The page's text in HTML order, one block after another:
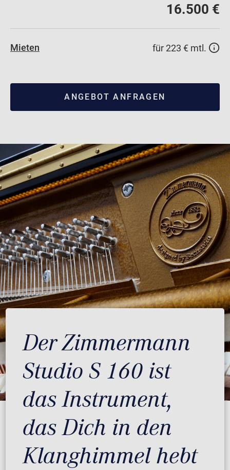
16.500 €
Mieten für 223 € mtl.
ANGEBOT ANFRAGEN
Der Zimmermann
Studio S 160 ist
das Instrument,
das Dich in den
Klanghimmel hebt